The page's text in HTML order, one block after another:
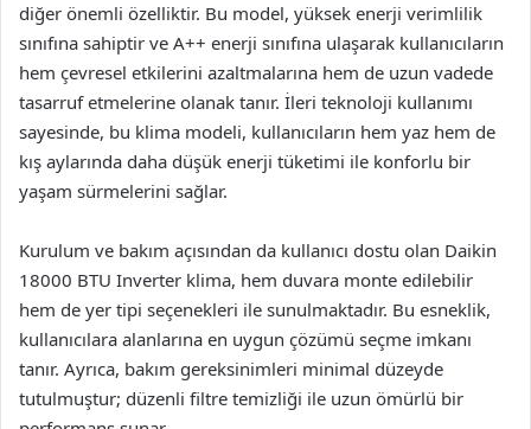
diğer önemli özelliktir. Bu model, yüksek enerji verimlilik
sınıfına sahiptir ve A++ enerji sınıfına ulaşarak kullanıcıların
hem çevresel etkilerini azaltmalarına hem de uzun vadede
tasarruf etmelerine olanak tanır. İleri teknoloji kullanımı
sayesinde, bu klima modeli, kullanıcıların hem yaz hem de
kış aylarında daha düşük enerji tüketimi ile konforlu bir
yaşam sürmelerini sağlar.
Kurulum ve bakım açısından da kullanıcı dostu olan Daikin
18000 BTU Inverter klima, hem duvara monte edilebilir
hem de yer tipi seçenekleri ile sunulmaktadır. Bu esneklik,
kullanıcılara alanlarına en uygun çözümü seçme imkanı
tanır. Ayrıca, bakım gereksinimleri minimal düzeyde
tutulmuştur; düzenli filtre temizliği ile uzun ömürlü bir